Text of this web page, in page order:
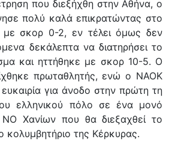
που διεξήχθη στην Αθήνα, ο
πολύ καλά επικρατώντας στο
με σκορ 0-2, εν τέλει όμως δεν
δεκάλεπτα να διατηρήσει το
και ηττήθηκε με σκορ 10-5. Ο
πρωταθλητής, ενώ ο ΝΑΟΚ
για άνοδο στην πρώτη τη
ελληνικού πόλο σε ένα μονό
Χανίων που θα διεξαχθεί το
της Κέρκυρας.